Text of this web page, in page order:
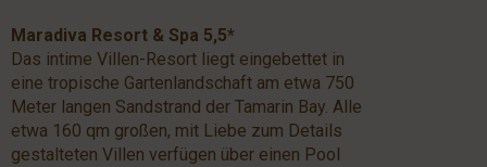
Maradiva Resort & Spa 5,5*
Das intime Villen-Resort liegt eingebettet in
eine tropische Gartenlandschaft am etwa 750
Meter langen Sandstrand der Tamarin Bay. Alle
etwa 160 qm großen, mit Liebe zum Details
gestalteten Villen verfügen über einen Pool